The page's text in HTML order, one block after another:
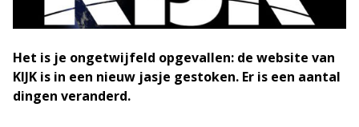
Het is je ongetwijfeld opgevallen: de website van
KIJK is in een nieuw jasje gestoken. Er is een aantal
dingen veranderd.